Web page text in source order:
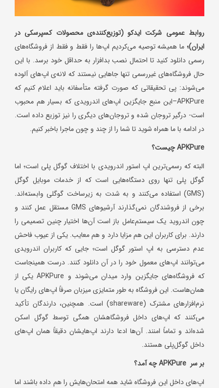
روابط عمومی شرکت ایدکو (توزیع‌کننده‌ی محصولات کسپرسکی در
ایران)؛ ما همیشه توصیه می‌کردیم اپ‌ها را فقط و فقط از فروشگاه‌های
رسمی دانلود کنید تا احتمال نصب بدافزار به حداقل خود برسد. با این‌
حال فروشگاه‌های غیررسمی تنها جاهایی نیستند که لانه‌ی اپ‌های آلوده
می‌شوند: پی تحقیقاتی که صورت گرفته متأسفانه باید اعلام کنیم که
APKPure–این منبع جایگزین اپ‌های اندرویدی که بسیار هم محبوب
است- درگیر تروجان شده و تروجان‌های دیگری را نیز توزیع داده است.
در ادامه با ما همراه شوید تا شما را از چند و چون ماجرا باخبر کنیم.
APKPureچیست؟
البته که رسمی‌ترین اپ‌ استور اندرویدی با اختلاف گوگل پلی است؛ اما
گوگل پلی تنها روی دستگاه‌هایی است که از خدمات موبایل گوگل
(GMS) استفاده می‌کنند و به شدت به زیرساخت گوگلی وابسته‌اند.
برخی از فروشندگان نمی‌گذارند آرشیوهای GMS مستقل عمل کنند و
چون اندروید یک سیستم‌عامل باز است آن‌ها اختیار چنین تصمیمی را
دارند. برای کاربران این هم مزایا دارد و هم معایب. یکی از عیوب فاحش
عدم دسترسی به اپ استور گوگل است؛ جایی که کاربران اندرویدی
می‌توانند اپ‌های معمول خود را در آن دانلود کنند. درست همینجاست
که فروشگاه‌های جایگزین وارد میدان می‌شوند و APKPure یکی از
همان‌هاست. این فروشگاه به طور متمایزی میزبان صرفاً اپ‌های رایگان یا
نرم‌افزارهای مشترک (shareware) است. همچنین، دارندگان تأکید
می‌کنند که اپ‌های داخل فروشگاهشان همگی توسط گوگل اسکن
شده‌اند و تماماً امنند. آن‌ها ادعا دارند اپ‌هایشان دقیقاً همان اپ‌های
داخل گوگل‌پلی هستند.
بر سر APKPureچه آمد؟
اپ‌های داخل این فروشگاه شاید همه امتحان‌هایش را هم داده باشند اما